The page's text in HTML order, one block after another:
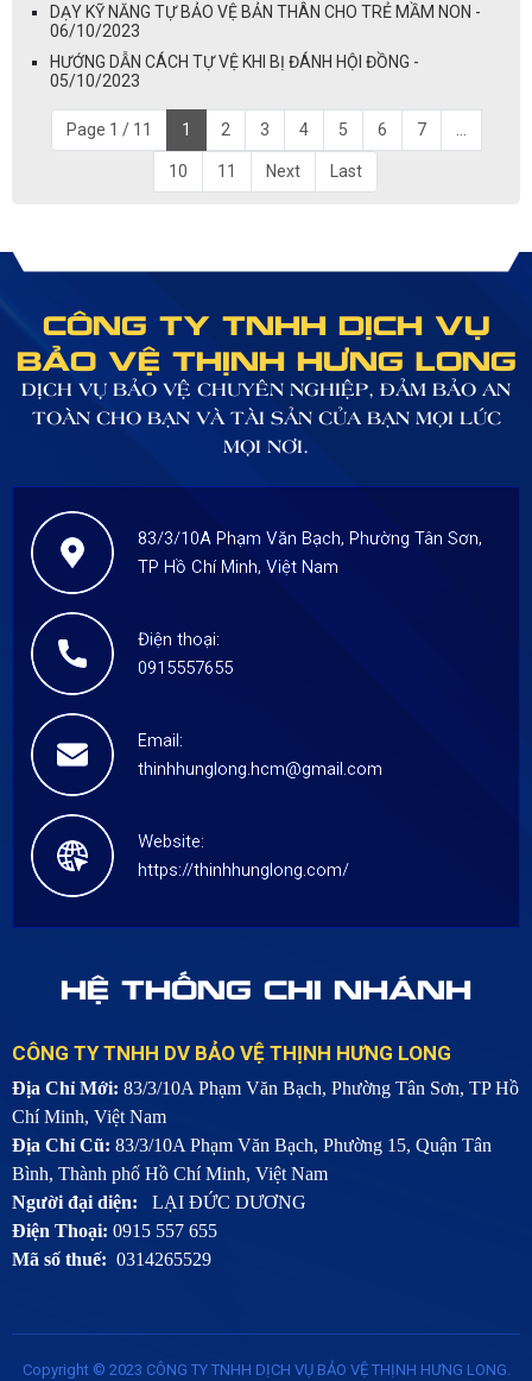
DẠY KỸ NĂNG TỰ BẢO VỆ BẢN THÂN CHO TRẺ MẦM NON -
06/10/2023
HƯỚNG DẪN CÁCH TỰ VỆ KHI BỊ ĐÁNH HỘI ĐỒNG -
05/10/2023
Page 1 / 11 1 2 3 4 5 6 7
10 11 Next Last
CÔNG TY TNHH DỊCH VỤ
BẢO VỆ THỊNH HƯNG LONG
DỊCH VỤ BẢO VỆ CHUYÊN NGHIỆP, ĐẢM BẢO AN
TOÀN CHO BẠN VÀ TÀI SẢN CỦA BẠN MỌI LÚC
MỌI NƠI.
83/3/10A Phạm Văn Bạch, Phường Tân Sơn,
TP Hồ Chí Minh, Việt Nam
Điện thoại:
0915557655
Email:
thinhhunglong.hcm@gmail.com
Website:
https://thinhhunglong.com/
HỆ THỐNG CHI NHÁNH
CÔNG TY TNHH DV BẢO VỆ THỊNH HƯNG LONG
Địa Chỉ Mới: 83/3/10A Phạm Văn Bạch, Phường Tân Sơn, TP Hồ
Chí Minh, Việt Nam
Địa Chỉ Cũ: 83/3/10A Phạm Văn Bạch, Phường 15, Quận Tân
Bình, Thành phố Hồ Chí Minh, Việt Nam
Người đại diện: LẠI ĐỨC DƯƠNG
Điện Thoại: 0915 557 655
Mã số thuế: 0314265529
Copyright © 2023 CÔNG TY TNHH DỊCH VỤ BẢO VỆ THỊNH HƯNG LONG